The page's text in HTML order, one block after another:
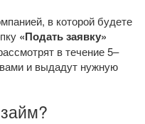
в которой будете
«Подать заявку»
в течение 5–
и выдадут нужную